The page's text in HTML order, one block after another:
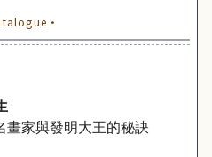
畫家與發明大王的秘訣